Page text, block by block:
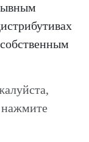
нажмите